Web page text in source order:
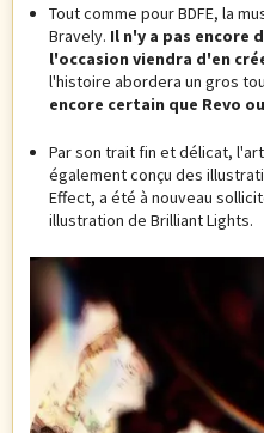
Tout comme pour BDFE, la
Bravely. Il n'y a pas encore
l'occasion viendra d'en
l'histoire abordera un gros
encore certain que Revo
Par son trait fin et délicat,
également conçu des
Effect, a été à nouveau
illustration de Brilliant Lights.